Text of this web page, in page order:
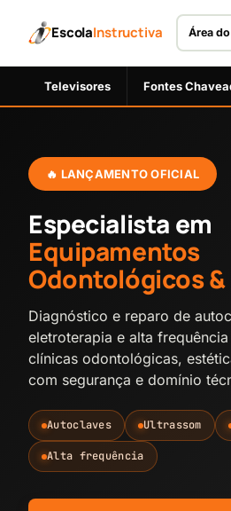
Letícia
Problema com acesso
EscolaInstructiva Área
Televisores Fontes
🔥 LANÇAMENTO OFICIAL
Especialista em
Equipamentos
Odontológicos
Diagnóstico e reparo de
eletroterapia e alta
clínicas odontológicas,
com segurança e domínio
Autoclaves Ultrassom
Alta frequência